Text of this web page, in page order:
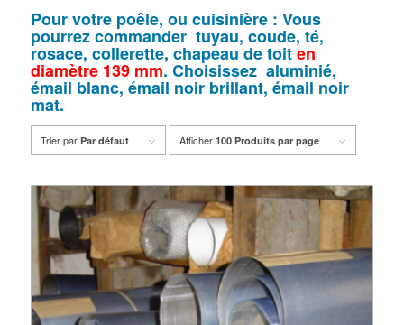
Pour votre poêle, ou cuisinière : Vous
pourrez commander tuyau, coude, té,
rosace, collerette, chapeau de toiten
diamètre 139 mm. Choisissez aluminié,
émail blanc, émail noir brillant, émail noir
mat.
Trier par Par défaut Afficher 100 Produits par page